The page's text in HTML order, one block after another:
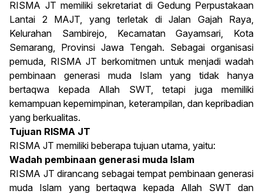
RISMA JT memiliki sekretariat di Gedung Perpustakaan
Lantai 2 MAJT, yang terletak di Jalan Gajah Raya,
Kelurahan Sambirejo, Kecamatan Gayamsari, Kota
Semarang, Provinsi Jawa Tengah. Sebagai organisasi
pemuda, RISMA JT berkomitmen untuk menjadi wadah
pembinaan generasi muda Islam yang tidak hanya
bertaqwa kepada Allah SWT, tetapi juga memiliki
kemampuan kepemimpinan, keterampilan, dan kepribadian
yang berkualitas.
Tujuan RISMA JT
RISMA JT memiliki beberapa tujuan utama, yaitu:
Wadah pembinaan generasi muda Islam
RISMA JT dirancang sebagai tempat pembinaan generasi
muda Islam yang bertaqwa kepada Allah SWT dan